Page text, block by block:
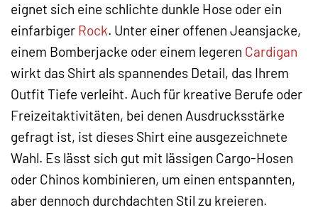
eignet sich eine schlichte dunkle Hose oder ein
einfarbiger Rock. Unter einer offenen Jeansjacke,
einem Bomberjacke oder einem legeren Cardigan
wirkt das Shirt als spannendes Detail, das Ihrem
Outfit Tiefe verleiht. Auch für kreative Berufe oder
Freizeitaktivitäten, bei denen Ausdrucksstärke
gefragt ist, ist dieses Shirt eine ausgezeichnete
Wahl. Es lässt sich gut mit lässigen Cargo-Hosen
oder Chinos kombinieren, um einen entspannten,
aber dennoch durchdachten Stil zu kreieren.